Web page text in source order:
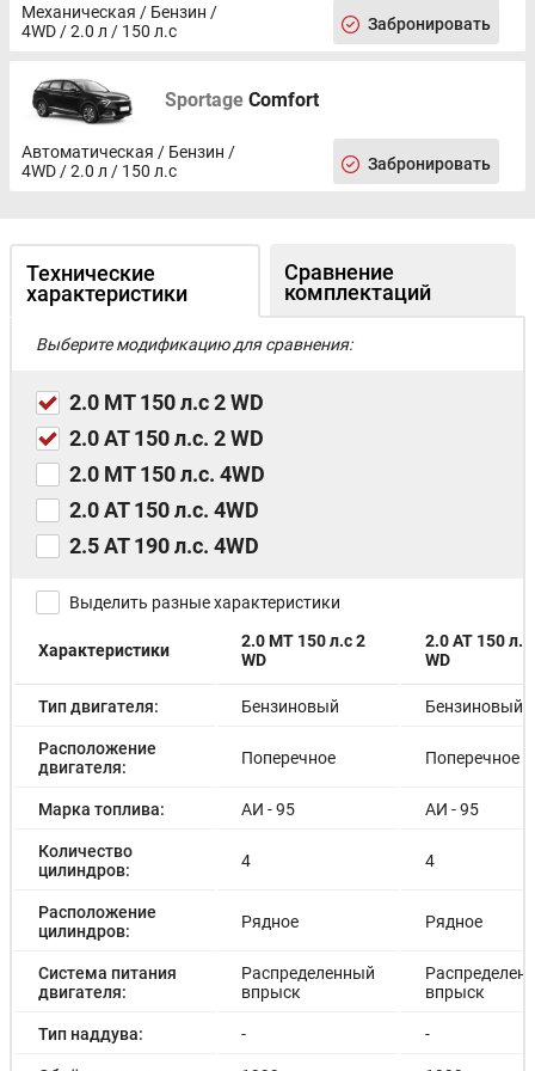
Механическая / Бензин /
4WD / 2.0 л / 150 л.с
Забронировать
Sportage Comfort
Автоматическая / Бензин /
4WD / 2.0 л / 150 л.с
Забронировать
Технические
характеристики
Сравнение
комплектаций
Выберите модификацию для сравнения:
2.0 MT 150 л.с 2 WD
2.0 AT 150 л.с. 2 WD
2.0 MT 150 л.с. 4WD
2.0 AT 150 л.с. 4WD
2.5 AT 190 л.с. 4WD
Выделить разные характеристики
Характеристики
2.0 MT 150 л.с 2
WD
2.0 AT 150
WD
Тип двигателя: Бензиновый Бензиновый
Расположение
двигателя:
Поперечное Поперечное
Марка топлива: АИ - 95 АИ - 95
Количество
цилиндров:
4 4
Расположение
цилиндров:
Рядное Рядное
Система питания
двигателя:
Распределенный
впрыск
впрыск
Тип наддува: - -